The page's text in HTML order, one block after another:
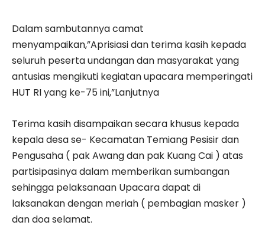
Dalam sambutannya camat
menyampaikan,”Aprisiasi dan terima kasih kepada
seluruh peserta undangan dan masyarakat yang
antusias mengikuti kegiatan upacara memperingati
HUT RI yang ke-75 ini,”Lanjutnya
Terima kasih disampaikan secara khusus kepada
kepala desa se- Kecamatan Temiang Pesisir dan
Pengusaha ( pak Awang dan pak Kuang Cai ) atas
partisipasinya dalam memberikan sumbangan
sehingga pelaksanaan Upacara dapat di
laksanakan dengan meriah ( pembagian masker )
dan doa selamat.